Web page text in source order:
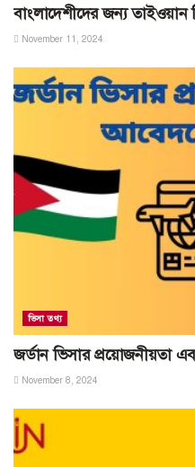
বাংলাদেশীদের জন্য
November 11, 2024
ভিসা তথ্য
জর্ডান ভিসার প্রয়োজনীয়তা
November 8, 2024